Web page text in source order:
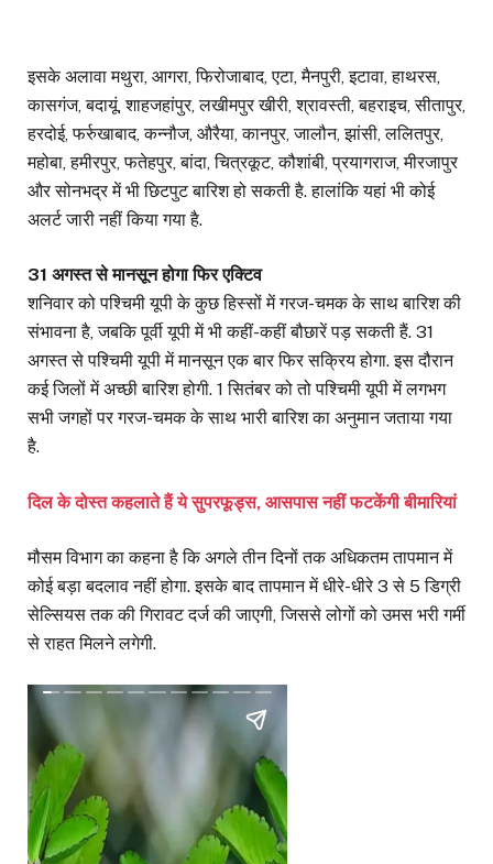
इसके अलावा मथुरा, आगरा, फिरोजाबाद, एटा, मैनपुरी, इटावा, हाथरस,
कासगंज, बदायूं, शाहजहांपुर, लखीमपुर खीरी, श्रावस्ती, बहराइच, सीतापुर,
हरदोई, फर्रुखाबाद, कन्नौज, औरैया, कानपुर, जालौन, झांसी, ललितपुर,
महोबा, हमीरपुर, फतेहपुर, बांदा, चित्रकूट, कौशांबी, प्रयागराज, मीरजापुर
और सोनभद्र में भी छिटपुट बारिश हो सकती है. हालांकि यहां भी कोई
अलर्ट जारी नहीं किया गया है.
31 अगस्त से मानसून होगा फिर एक्टिव
शनिवार को पश्चिमी यूपी के कुछ हिस्सों में गरज-चमक के साथ बारिश की
संभावना है, जबकि पूर्वी यूपी में भी कहीं-कहीं बौछारें पड़ सकती हैं. 31
अगस्त से पश्चिमी यूपी में मानसून एक बार फिर सक्रिय होगा. इस दौरान
कई जिलों में अच्छी बारिश होगी. 1 सितंबर को तो पश्चिमी यूपी में लगभग
सभी जगहों पर गरज-चमक के साथ भारी बारिश का अनुमान जताया गया
है.
दिल के दोस्त कहलाते हैं ये सुपरफूड्स, आसपास नहीं फटकेंगी बीमारियां
मौसम विभाग का कहना है कि अगले तीन दिनों तक अधिकतम तापमान में
कोई बड़ा बदलाव नहीं होगा. इसके बाद तापमान में धीरे-धीरे 3 से 5 डिग्री
सेल्सियस तक की गिरावट दर्ज की जाएगी, जिससे लोगों को उमस भरी गर्मी
से राहत मिलने लगेगी.